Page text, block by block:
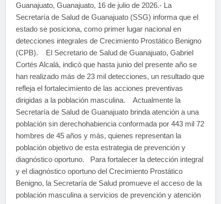
Guanajuato, Guanajuato, 16 de julio de 2026.- La
Secretaría de Salud de Guanajuato (SSG) informa que el
estado se posiciona, como primer lugar nacional en
detecciones integrales de Crecimiento Prostático Benigno
(CPB). El Secretario de Salud de Guanajuato, Gabriel
Cortés Alcalá, indicó que hasta junio del presente año se
han realizado más de 23 mil detecciones, un resultado que
refleja el fortalecimiento de las acciones preventivas
dirigidas a la población masculina. Actualmente la
Secretaría de Salud de Guanajuato brinda atención a una
población sin derechohabiencia conformada por 443 mil 72
hombres de 45 años y más, quienes representan la
población objetivo de esta estrategia de prevención y
diagnóstico oportuno. Para fortalecer la detección integral
y el diagnóstico oportuno del Crecimiento Prostático
Benigno, la Secretaría de Salud promueve el acceso de la
población masculina a servicios de prevención y atención